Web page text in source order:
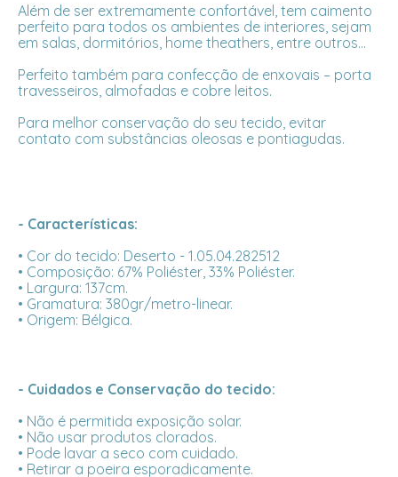
Além de ser extremamente confortável, tem caimento
perfeito para todos os ambientes de interiores, sejam
em salas, dormitórios, home theathers, entre outros...
Perfeito também para confecção de enxovais – porta
travesseiros, almofadas e cobre leitos.
Para melhor conservação do seu tecido, evitar
contato com substâncias oleosas e pontiagudas.
- Características:
• Cor do tecido: Deserto - 1.05.04.282512
• Composição: 67% Poliéster, 33% Poliéster.
• Largura: 137cm.
• Gramatura: 380gr/metro-linear.
• Origem: Bélgica.
- Cuidados e Conservação do tecido:
• Não é permitida exposição solar.
• Não usar produtos clorados.
• Pode lavar a seco com cuidado.
• Retirar a poeira esporadicamente.